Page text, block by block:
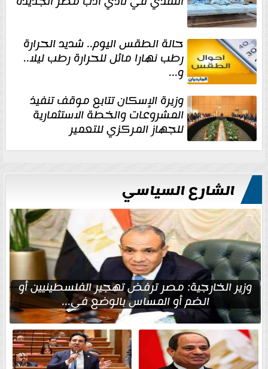
حالة الطقس اليوم.. شديد الحرارة
رطب نهارا مائل للحرارة رطب ليلا..
و...
وزيرة الإسكان تتابع موقف تنفيذ
المشروعات والخطة الاستثمارية
للجهاز المركزي للتعمير
الشارع السياسي
وزير الخارجية: مصر ترفض تهجير الفلسطينيين أو
الضم أو المساس بالوضع في...